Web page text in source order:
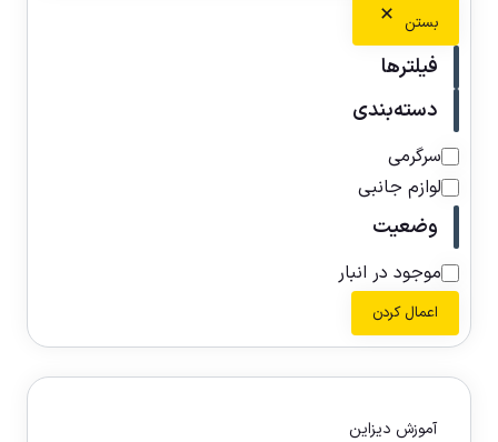
بستن
فیلترها
دسته‌بندی
سرگرمی
لوازم جانبی
وضعیت
موجود در انبار
اعمال کردن
آموزش دیزاین